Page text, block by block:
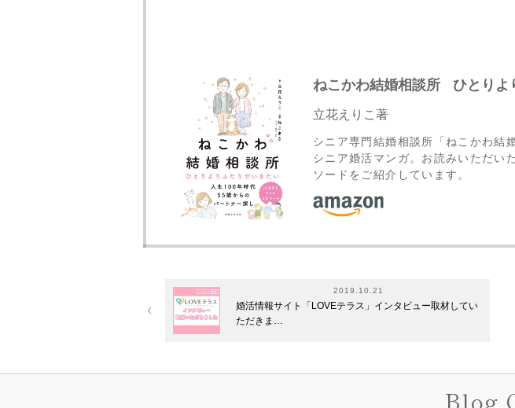
ねこかわ結婚相談所 ひとりよ
立花えりこ著
シニア専門結婚相談所「ねこかわ結
シニア婚活マンガ。お読みいただい
ソードをご紹介しています。
2019.10.21
婚活情報サイト「LOVEテラス」インタビュー取材してい
ただきま…
Blog